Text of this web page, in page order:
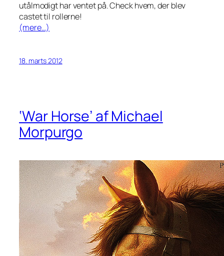
utålmodigt har ventet på. Check hvem, der blev
castet til rollerne!
(mere…)
18. marts 2012
‘War Horse’ af Michael
Morpurgo